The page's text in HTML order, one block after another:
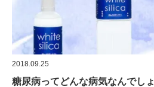
2018.09.25
糖尿病ってどんな病気なんでし